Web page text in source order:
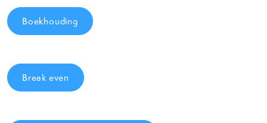
Boekhouding
Break even